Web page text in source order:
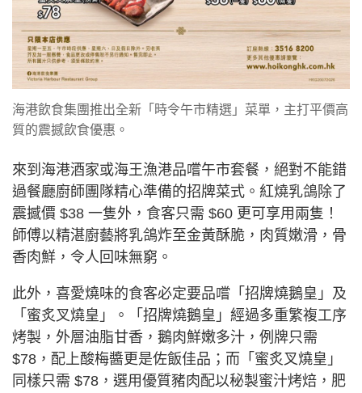
海港飲食集團推出全新「時令午市精選」菜單，主打平價高
質的震撼飲食優惠。
來到海港酒家或海王漁港品嚐午市套餐，絕對不能錯
過餐廳廚師團隊精心準備的招牌菜式。紅燒乳鴿除了
震撼價 $38 一隻外，食客只需 $60 更可享用兩隻！
師傅以精湛廚藝將乳鴿炸至金黃酥脆，肉質嫩滑，骨
香肉鮮，令人回味無窮。
此外，喜愛燒味的食客必定要品嚐「招牌燒鵝皇」及
「蜜炙叉燒皇」。「招牌燒鵝皇」經過多重繁複工序
烤製，外層油脂甘香，鵝肉鮮嫩多汁，例牌只需
$78，配上酸梅醬更是佐飯佳品；而「蜜炙叉燒皇」
同樣只需 $78，選用優質豬肉配以秘製蜜汁烤焙，肥